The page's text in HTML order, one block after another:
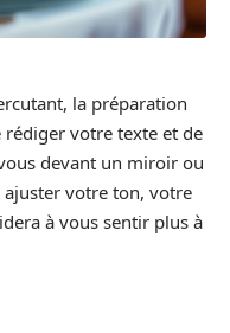
la préparation
rédiger votre texte et de
devant un miroir ou
votre ton, votre
à vous sentir plus à